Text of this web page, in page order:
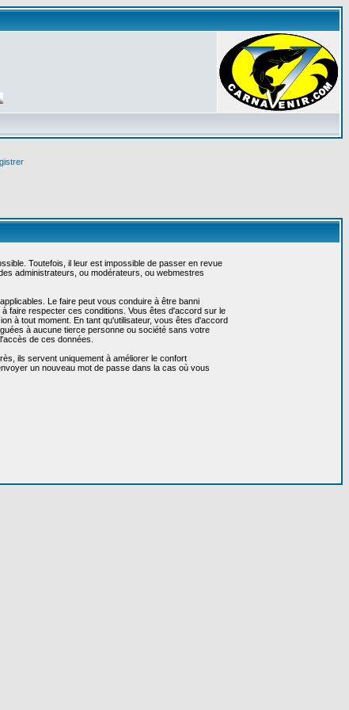
Toutefois, il leur est impossible de passer en revue
administrateurs, ou modérateurs, ou webmestres
Le faire peut vous conduire à être banni
faire respecter ces conditions. Vous êtes d'accord sur le
à tout moment. En tant qu'utilisateur, vous êtes d'accord
à aucune tierce personne ou société sans votre
de ces données.
ils servent uniquement à améliorer le confort
un nouveau mot de passe dans la cas où vous